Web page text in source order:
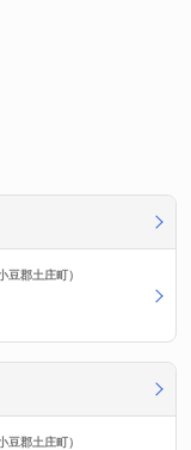
豆郡土庄町）
豆郡土庄町）